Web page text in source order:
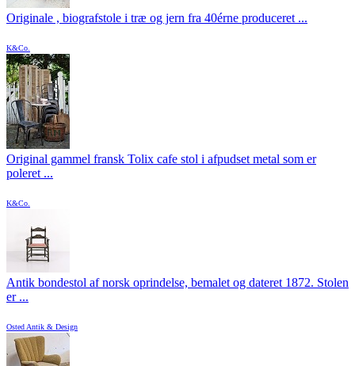
Originale , biografstole i træ og jern fra 40érne produceret ...
K&Co.
Original gammel fransk Tolix cafe stol i afpudset metal som er
poleret ...
K&Co.
Antik bondestol af norsk oprindelse, bemalet og dateret 1872. Stolen
er ...
Osted Antik & Design